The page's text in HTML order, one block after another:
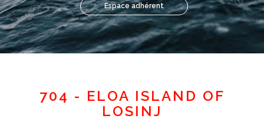
Espace adhérent
704 - ELOA ISLAND OF
LOSINJ